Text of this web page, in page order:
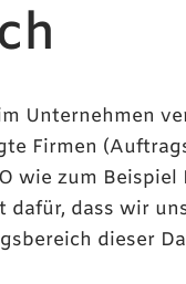
Unternehmen
Firmen
wie zum
dass wir
dieser